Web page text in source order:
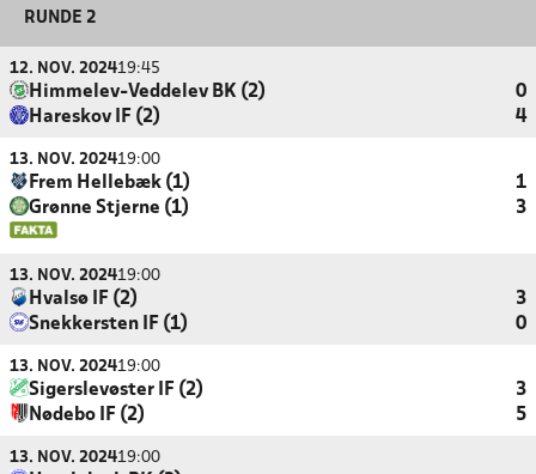
RUNDE 2
12. NOV. 202419:45
Himmelev-Veddelev BK (2)
0
Hareskov IF (2)
4
13. NOV. 202419:00
Frem Hellebæk (1)
1
Grønne Stjerne (1)
3
13. NOV. 202419:00
Hvalsø IF (2)
3
Snekkersten IF (1)
0
13. NOV. 202419:00
Sigerslevøster IF (2)
3
Nødebo IF (2)
5
13. NOV. 202419:00